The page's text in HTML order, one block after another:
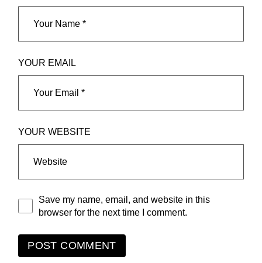
YOUR EMAIL
YOUR WEBSITE
Save my name, email, and website in this
browser for the next time I comment.
POST COMMENT